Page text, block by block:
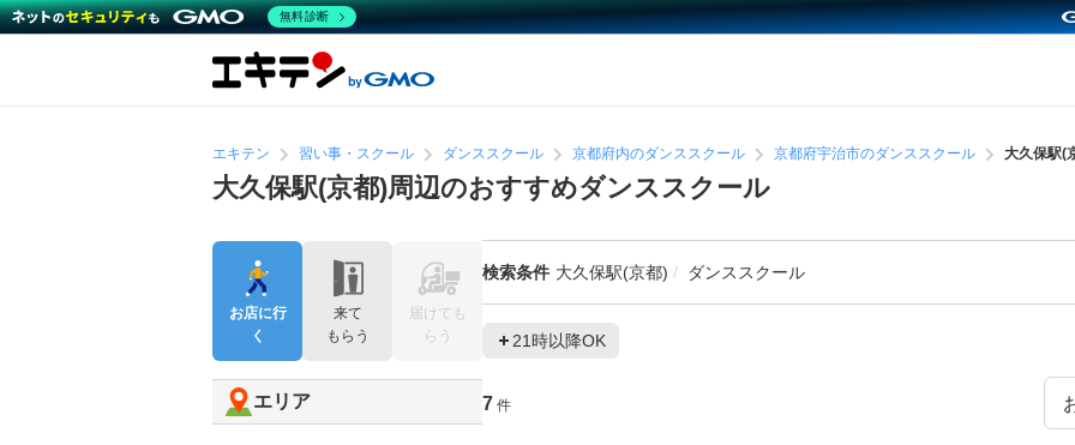
エキテン 習い事・スクール ダンススクール 京都府内のダンススクール 京都府宇治市のダンススクール 大久保駅(
大久保駅(京都)周辺のおすすめダンススクール
検索条件 大久保駅(京都) ダンススクール
21時以降OK
7 件
お店に行
く
来て
もらう
届けても
らう
エリア
無料診断